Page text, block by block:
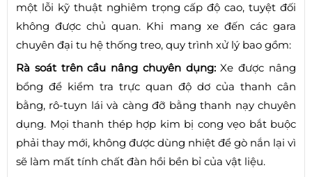
một lỗi kỹ thuật nghiêm trọng cấp độ cao, tuyệt đối
không được chủ quan. Khi mang xe đến các gara
chuyên đại tu hệ thống treo, quy trình xử lý bao gồm:
Rà soát trên cầu nâng chuyên dụng:Xe được nâng
bổng để kiểm tra trực quan độ dơ của thanh cân
bằng, rô-tuyn lái và càng đỡ bằng thanh nạy chuyên
dụng. Mọi thanh thép hợp kim bị cong vẹo bắt buộc
phải thay mới, không được dùng nhiệt để gò nắn lại vì
sẽ làm mất tính chất đàn hồi bền bỉ của vật liệu.